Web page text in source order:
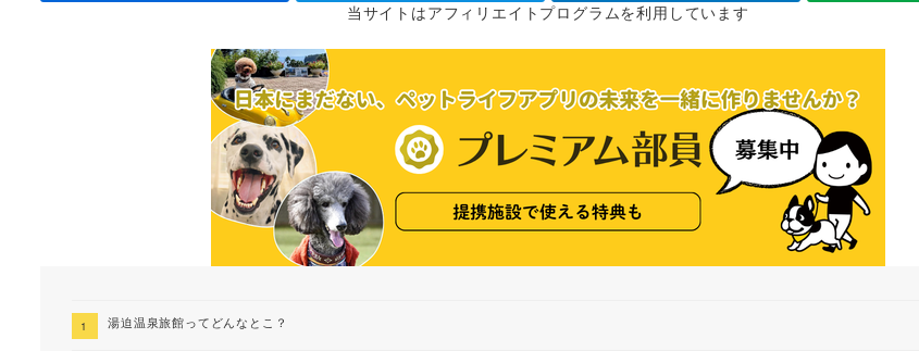
当サイトはアフィリエイトプログラムを利用しています
湯迫温泉旅館ってどんなとこ？